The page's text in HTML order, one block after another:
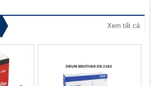
Xem tất cả